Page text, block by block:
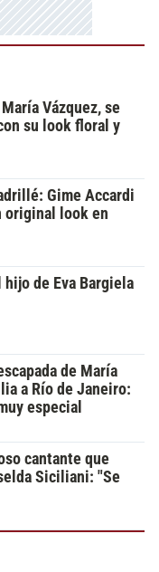
Vázquez, se
su look floral y
Gime Accardi
original look en
de Eva Bargiela
de María
a Río de Janeiro:
especial
cantante que
Siciliani: "Se